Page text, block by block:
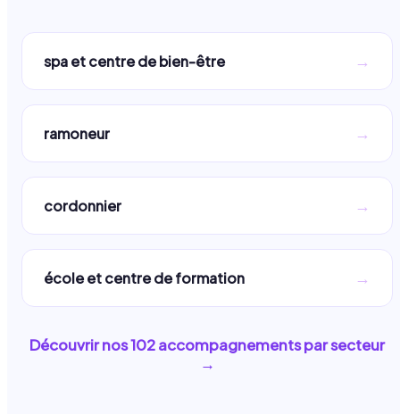
spa et centre de bien-être →
ramoneur →
cordonnier →
école et centre de formation →
Découvrir nos102accompagnements par secteur
→